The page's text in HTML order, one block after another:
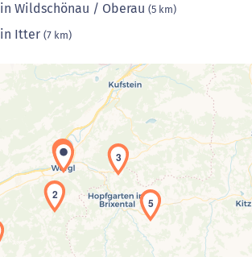
in Wildschönau / Oberau (5 km)
in Itter (7 km)
Laden der Karte...
1
2
3
5